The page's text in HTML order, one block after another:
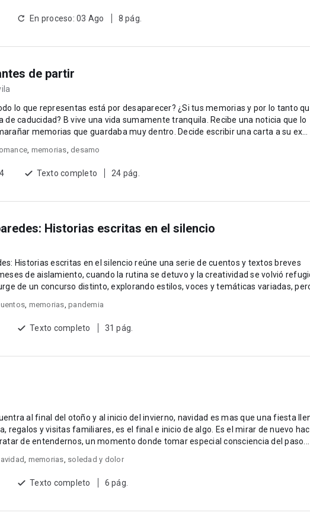
En proceso: 03 Ago 8 pág.
de partir
lo que representas está por desaparecer? ¿Si tus memorias y por lo tanto
de caducidad? B vive una vida sumamente tranquila. Recibe una noticia que lo
memorias que guardaba muy dentro. Decide escribir una carta a su ex
, memorias, desamo
Texto completo 24 pág.
Historias escritas en el silencio
Historias escritas en el silencio reúne una serie de cuentos y textos breves
de aislamiento, cuando la rutina se detuvo y la creatividad se volvió
de un concurso distinto, explorando estilos, voces y temáticas variadas,
, memorias, pandemia
Texto completo 31 pág.
al final del otoño y al inicio del invierno, navidad es mas que una fiesta
regalos y visitas familiares, es el final e inicio de algo. Es el mirar de nuevo
de entendernos, un momento donde tomar especial consciencia del paso...
, memorias, soledad y dolor
Texto completo 6 pág.